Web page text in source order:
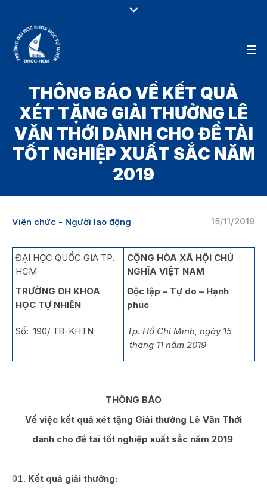
THÔNG BÁO VỀ KẾT QUẢ
XÉT TẶNG GIẢI THƯỞNG LÊ
VĂN THỚI DÀNH CHO ĐỀ TÀI
TỐT NGHIỆP XUẤT SẮC NĂM
2019
15/11/2019
Viên chức - Người lao động
ĐẠI HỌC QUỐC GIA TP.
HCM
TRƯỜNG ĐH KHOA
HỌC TỰ NHIÊN
CỘNG HÒA XÃ HỘI CHỦ
NGHĨA VIỆT NAM
Độc lập – Tự do – Hạnh
phúc
Số: 190/ TB-KHTN
Tp. Hồ Chí Minh, ngày 15
tháng 11 năm 2019
THÔNG BÁO
Về việc kết quả xét tặng Giải thưởng Lê Văn Thới
dành cho đề tài tốt nghiệp xuất sắc năm 2019
Kết quả giải thưởng: